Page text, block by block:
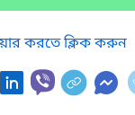
করতে ক্লিক করুন